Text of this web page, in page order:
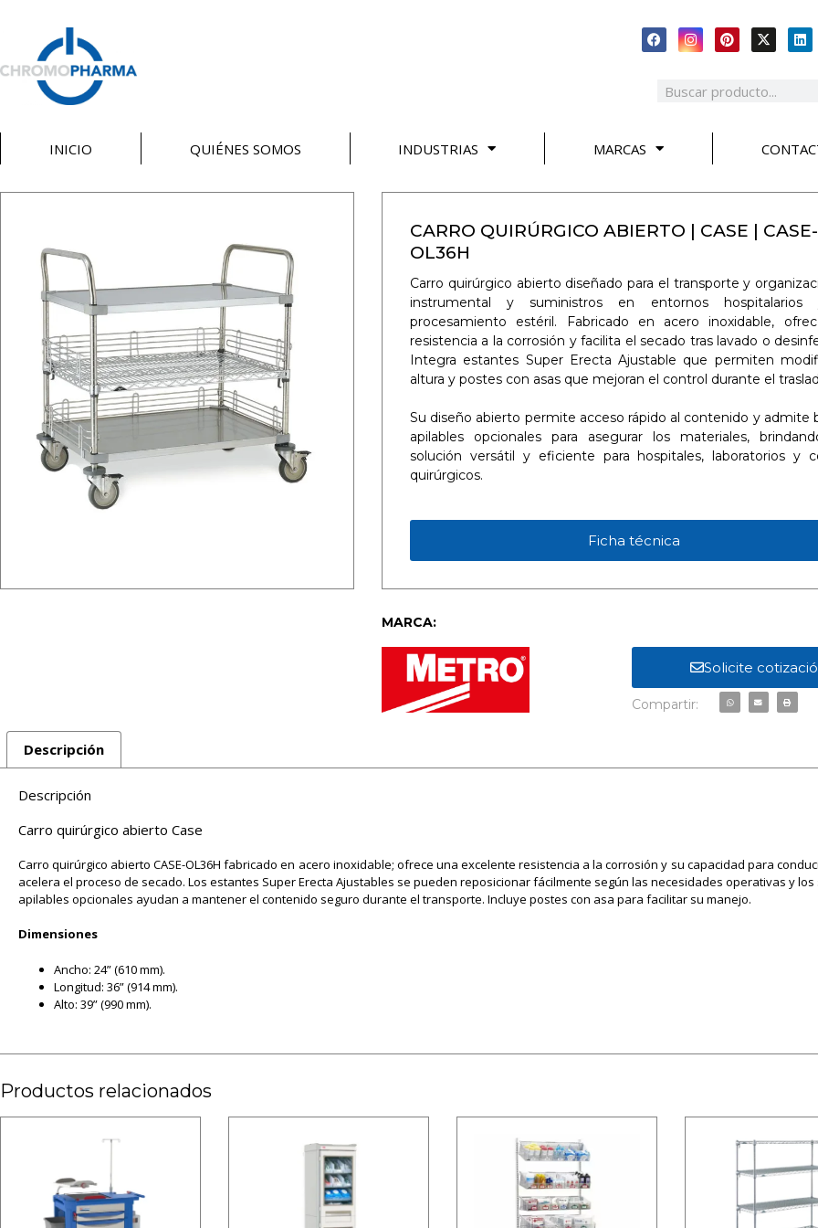
INICIO QUIÉNES SOMOS INDUSTRIAS MARCAS
CARRO QUIRÚRGICO ABIERTO | CASE | CASE-
OL36H
Carro quirúrgico abierto diseñado para el transporte y
instrumental y suministros en entornos
procesamiento estéril. Fabricado en acero inoxidable,
resistencia a la corrosión y facilita el secado tras lavado o
Integra estantes Super Erecta Ajustable que permiten
altura y postes con asas que mejoran el control durante el
Su diseño abierto permite acceso rápido al contenido y admite
apilables opcionales para asegurar los materiales,
solución versátil y eficiente para hospitales, laboratorios y
quirúrgicos.
Ficha técnica
MARCA:
Solicite
Compartir:
Descripción
Descripción
Carro quirúrgico abierto Case
Carro quirúrgico abierto CASE-OL36H fabricado en acero inoxidable; ofrece una excelente resistencia a la corrosión y su capacidad para
acelera el proceso de secado. Los estantes Super Erecta Ajustables se pueden reposicionar fácilmente según las necesidades operativas y
apilables opcionales ayudan a mantener el contenido seguro durante el transporte. Incluye postes con asa para facilitar su manejo.
Dimensiones
Ancho: 24” (610 mm).
Longitud: 36” (914 mm).
Alto: 39” (990 mm).
Productos relacionados